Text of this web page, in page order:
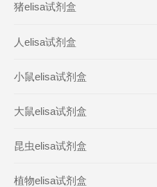
猪elisa试剂盒
人elisa试剂盒
小鼠elisa试剂盒
大鼠elisa试剂盒
昆虫elisa试剂盒
植物elisa试剂盒